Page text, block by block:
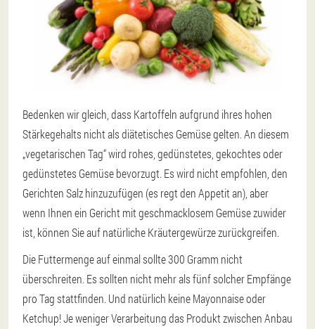
Bedenken wir gleich, dass Kartoffeln aufgrund ihres hohen
Stärkegehalts nicht als diätetisches Gemüse gelten. An diesem
„vegetarischen Tag“ wird rohes, gedünstetes, gekochtes oder
gedünstetes Gemüse bevorzugt. Es wird nicht empfohlen, den
Gerichten Salz hinzuzufügen (es regt den Appetit an), aber
wenn Ihnen ein Gericht mit geschmacklosem Gemüse zuwider
ist, können Sie auf natürliche Kräutergewürze zurückgreifen.
Die Futtermenge auf einmal sollte 300 Gramm nicht
überschreiten. Es sollten nicht mehr als fünf solcher Empfänge
pro Tag stattfinden. Und natürlich keine Mayonnaise oder
Ketchup! Je weniger Verarbeitung das Produkt zwischen Anbau